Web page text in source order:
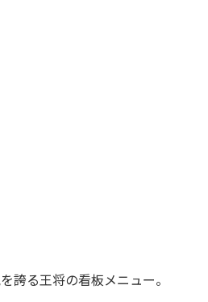
誇る王将の看板メニュー。